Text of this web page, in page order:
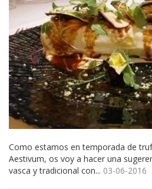
Como estamos en temporada de
Aestivum, os voy a hacer una
vasca y tradicional con... 03-06-2016